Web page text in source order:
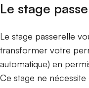
Le stage
Le stage passerelle
transformer votre
automatique) en
Ce stage ne